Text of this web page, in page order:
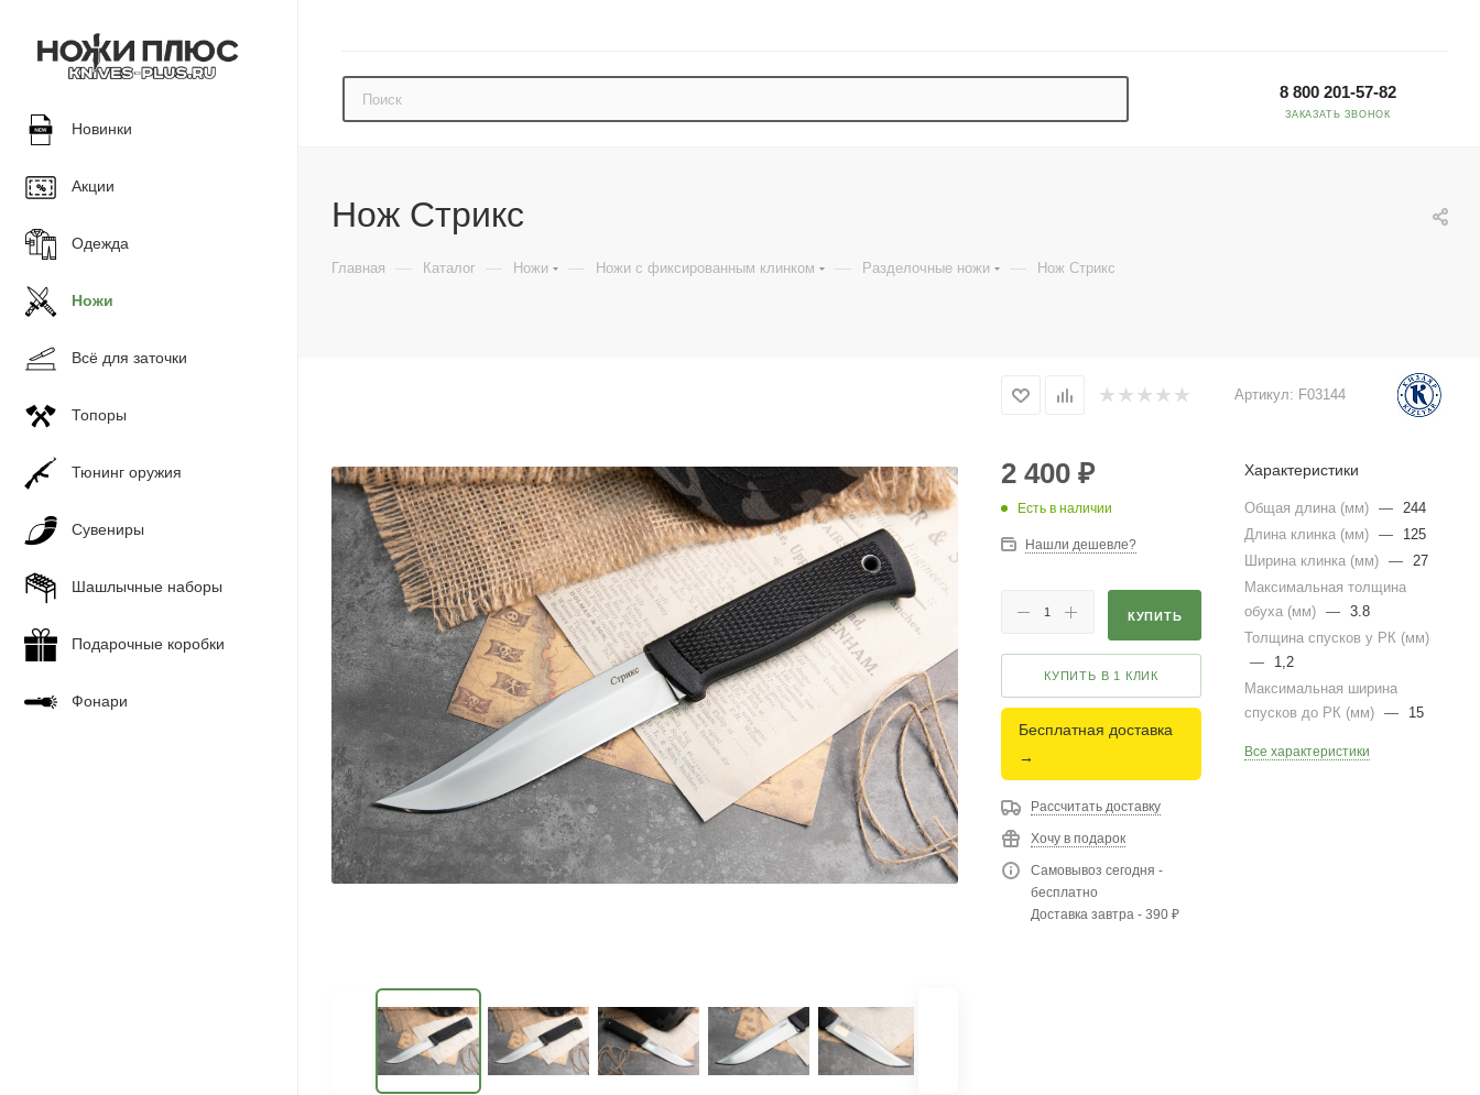
8 800 201-57-82
ЗАКАЗАТЬ ЗВОНОК
Новинки
Акции
Одежда
Ножи
Всё для заточки
Топоры
Тюнинг оружия
Сувениры
Шашлычные наборы
Подарочные коробки
Фонари
Нож Стрикс
Главная — Каталог — Ножи — Ножи с фиксированным клинком — Разделочные ножи — Нож Стрикс
Артикул: F03144
2 400₽
Есть в наличии
Нашли дешевле?
КУПИТЬ
КУПИТЬ В 1 КЛИК
Бесплатная доставка
→
Рассчитать доставку
Хочу в подарок
Самовывоз сегодня -
бесплатно
Доставка завтра - 390 ₽
Характеристики
Общая длина (мм) —
244
Длина клинка (мм)
—
125
Ширина клинка (мм)
—
27
Максимальная толщина
обуха (мм)
—
3.8
Толщина спусков у РК (мм)
—
1,2
Максимальная ширина
спусков до РК (мм)
— 15
Все характеристики